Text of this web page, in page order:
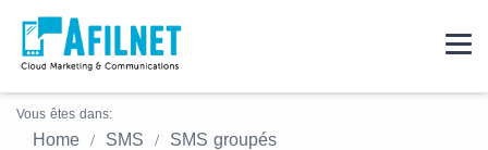
Vous êtes dans:
Home SMS
SMS groupés